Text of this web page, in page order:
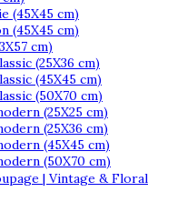
(45X45 cm)
(45X45 cm)
cm)
(25X36 cm)
(45X45 cm)
(50X70 cm)
(25X25 cm)
(25X36 cm)
(45X45 cm)
(50X70 cm)
| Vintage & Floral